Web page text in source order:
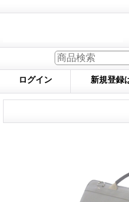
ログイン 新規登録